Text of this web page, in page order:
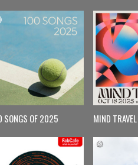
SONGS OF 2025 MIND TRAVEL